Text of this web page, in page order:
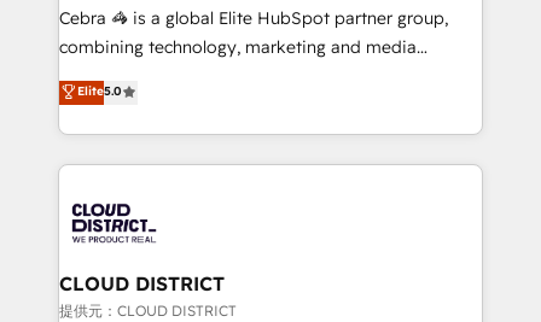
boost with a new HubSpot site Recognized leaders:
🏆 HubSpot Platform Migration Impact Award 🏆
Inbound Campaign of the Year 🏆 Gold AVA Digital
Award for Best Website 🌟 Accreditations: CRM
Cebra 🦓 is a global Elite HubSpot partner group,
combining technology, marketing and media
expertise across Latin America and Southern
Europe, with teams across 7 countries. Born in Chile,
we combine local insight with international reach to
help businesses grow through technology, creativity,
500+ HubSpot implementations, building end-to-
end solutions that integrate CRM, AI automation,
inbound and loop marketing, content, and digital
creativity. Our multicultural team works in Spanish,
Elite5.0
CLOUD DISTRICT
提供元：CLOUD DISTRICT